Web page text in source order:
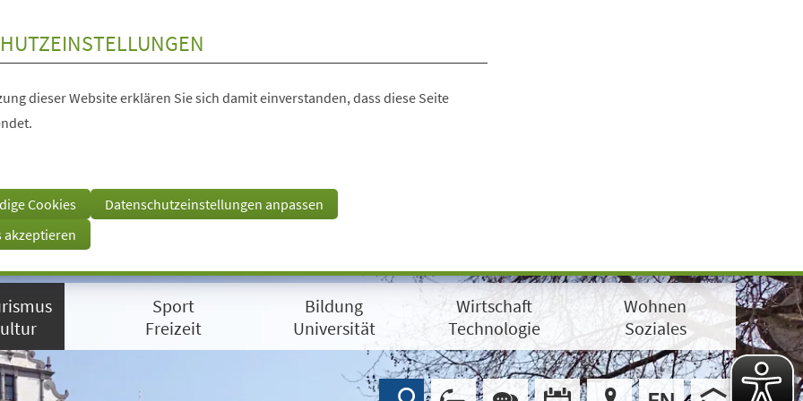
dieser Website erklären Sie sich damit einverstanden, dass diese Seite
Cookies
Datenschutzeinstellungen anpassen
akzeptieren
Sport
Freizeit
Bildung
Universität
Wirtschaft
Technologie
Wohnen
Soziales